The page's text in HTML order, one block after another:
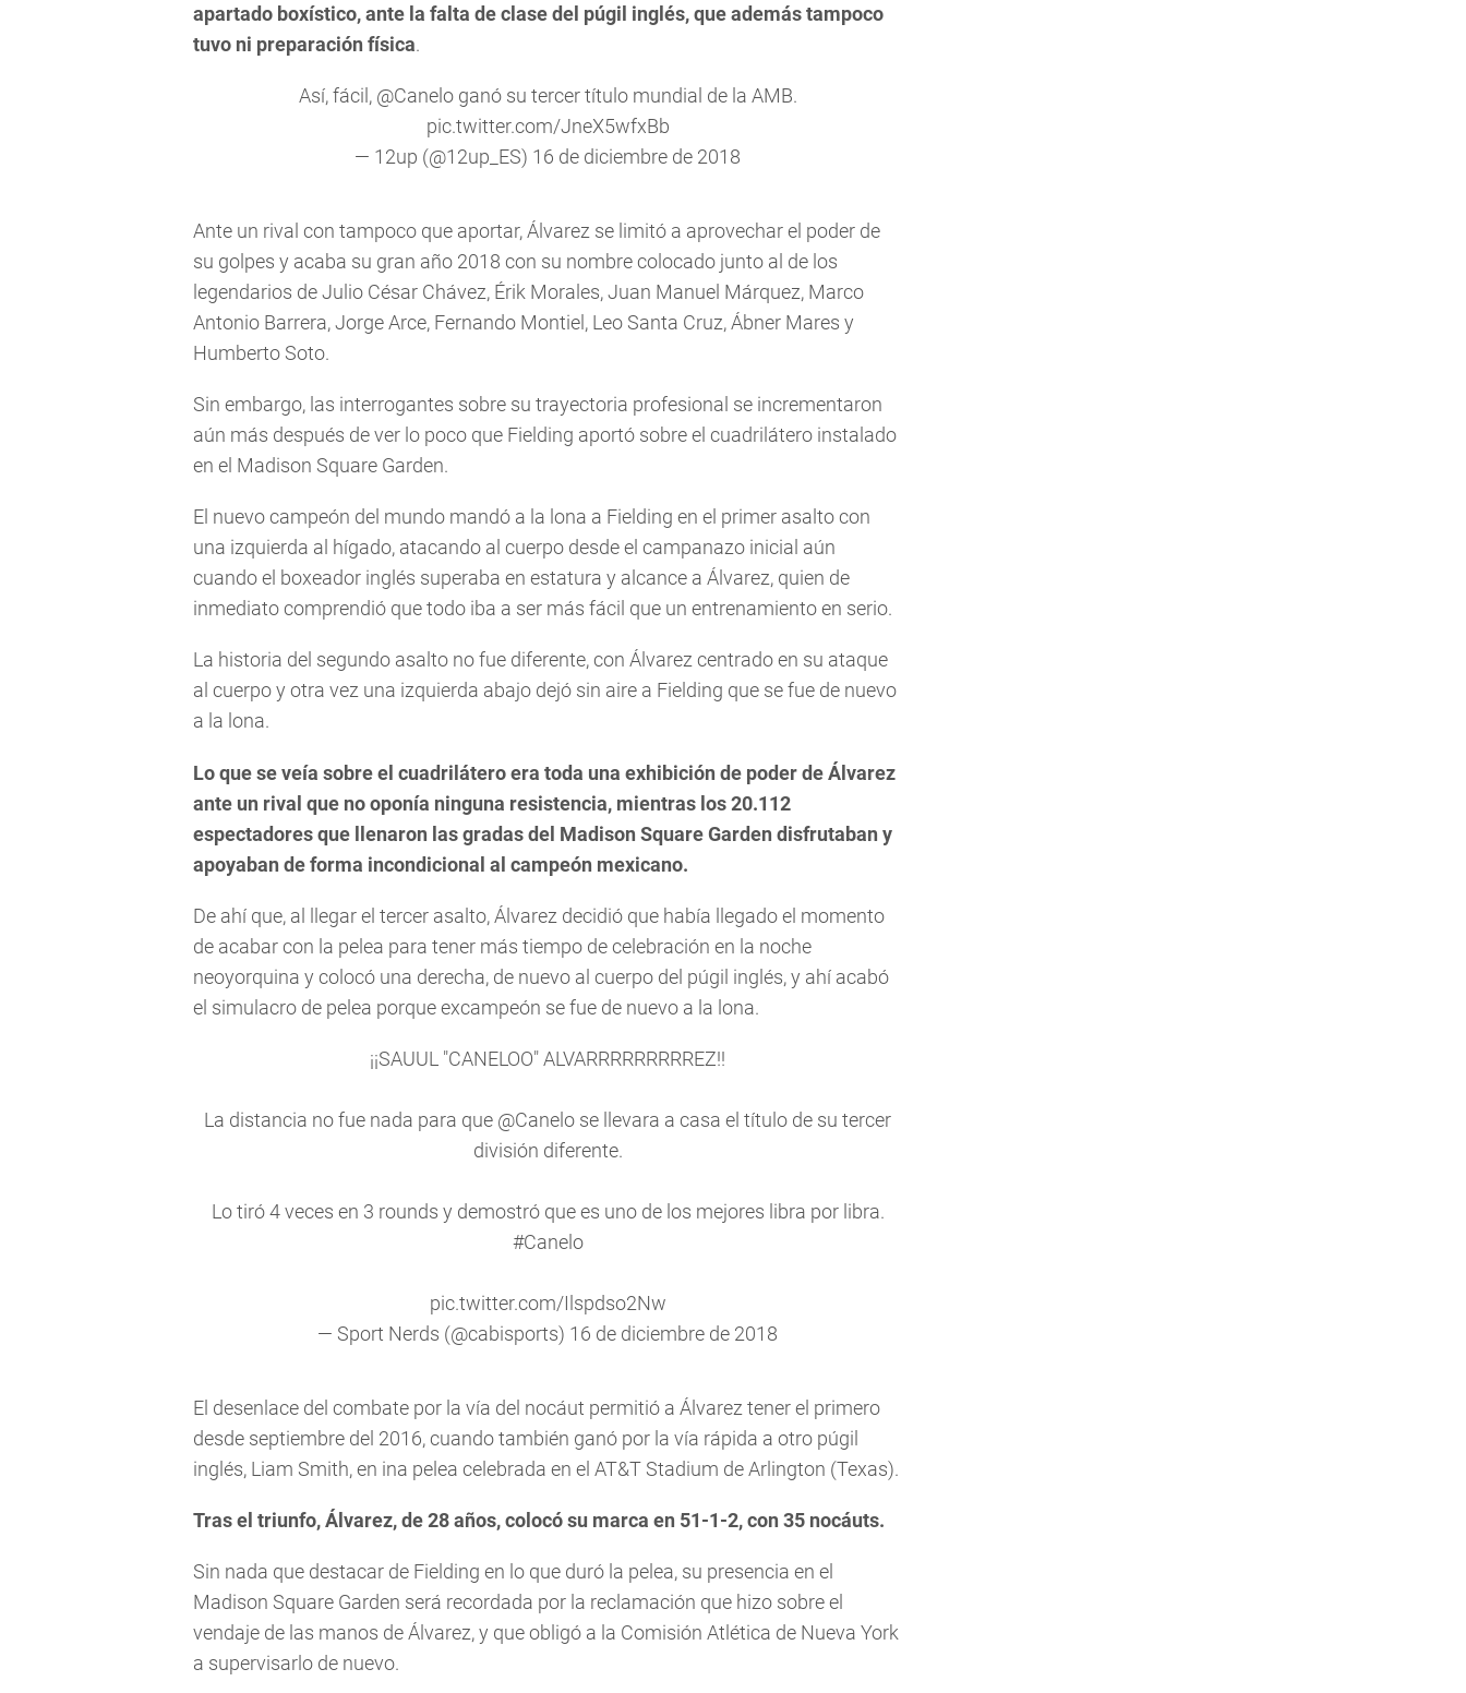
apartado boxístico, ante la falta de clase del púgil inglés, que además tampoco
tuvo ni preparación física.
Así, fácil, @Caneloganó su tercer título mundial de la AMB.
pic.twitter.com/JneX5wfxBb
— 12up (@12up_ES) 16 de diciembre de 2018
Ante un rival con tampoco que aportar, Álvarez se limitó a aprovechar el poder de
su golpes y acaba su gran año 2018 con su nombre colocado junto al de los
legendarios de Julio César Chávez, Érik Morales, Juan Manuel Márquez, Marco
Antonio Barrera, Jorge Arce, Fernando Montiel, Leo Santa Cruz, Ábner Mares y
Humberto Soto.
Sin embargo, las interrogantes sobre su trayectoria profesional se incrementaron
aún más después de ver lo poco que Fielding aportó sobre el cuadrilátero instalado
en el Madison Square Garden.
El nuevo campeón del mundo mandó a la lona a Fielding en el primer asalto con
una izquierda al hígado, atacando al cuerpo desde el campanazo inicial aún
cuando el boxeador inglés superaba en estatura y alcance a Álvarez, quien de
inmediato comprendió que todo iba a ser más fácil que un entrenamiento en serio.
La historia del segundo asalto no fue diferente, con Álvarez centrado en su ataque
al cuerpo y otra vez una izquierda abajo dejó sin aire a Fielding que se fue de nuevo
a la lona.
Lo que se veía sobre el cuadrilátero era toda una exhibición de poder de Álvarez
ante un rival que no oponía ninguna resistencia, mientras los 20.112
espectadores que llenaron las gradas del Madison Square Garden disfrutaban y
apoyaban de forma incondicional al campeón mexicano.
De ahí que, al llegar el tercer asalto, Álvarez decidió que había llegado el momento
de acabar con la pelea para tener más tiempo de celebración en la noche
neoyorquina y colocó una derecha, de nuevo al cuerpo del púgil inglés, y ahí acabó
el simulacro de pelea porque excampeón se fue de nuevo a la lona.
¡¡SAUUL "CANELOO" ALVARRRRRRRRREZ!!
La distancia no fue nada para que @Canelo se llevara a casa el título de su tercer
división diferente.
Lo tiró 4 veces en 3 rounds y demostró que es uno de los mejores libra por libra.
#Canelo
pic.twitter.com/Ilspdso2Nw
— Sport Nerds (@cabisports) 16 de diciembre de 2018
El desenlace del combate por la vía del nocáut permitió a Álvarez tener el primero
desde septiembre del 2016, cuando también ganó por la vía rápida a otro púgil
inglés, Liam Smith, en ina pelea celebrada en el AT&T Stadium de Arlington (Texas).
Tras el triunfo, Álvarez, de 28 años, colocó su marca en 51-1-2, con 35 nocáuts.
Sin nada que destacar de Fielding en lo que duró la pelea, su presencia en el
Madison Square Garden será recordada por la reclamación que hizo sobre el
vendaje de las manos de Álvarez, y que obligó a la Comisión Atlética de Nueva York
a supervisarlo de nuevo.